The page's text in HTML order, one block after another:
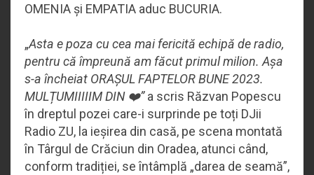
OMENIA și EMPATIA aduc BUCURIA.
„Asta e poza cu cea mai fericită echipă de radio,
pentru că împreună am făcut primul milion. Așa
s-a încheiat ORAȘUL FAPTELOR BUNE 2023.
MULȚUMIIIIIM DIN ❤️”a scris Răzvan Popescu
în dreptul pozei care-i surprinde pe toți DJii
Radio ZU, la ieșirea din casă, pe scena montată
în Târgul de Crăciun din Oradea, atunci când,
conform tradiției, se întâmplă „darea de seamă”,